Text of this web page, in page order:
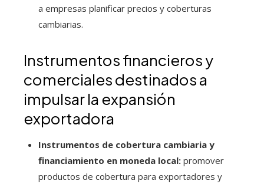
a empresas planificar precios y coberturas
cambiarias.
Instrumentos financieros y
comerciales destinados a
impulsar la expansión
exportadora
Instrumentos de cobertura cambiaria y
financiamiento en moneda local: promover
productos de cobertura para exportadores y